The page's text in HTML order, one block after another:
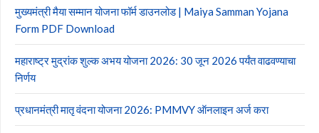
मुख्यमंत्री मैया सम्मान योजना फॉर्म डाउनलोड | Maiya Samman Yojana
Form PDF Download
महाराष्ट्र मुद्रांक शुल्क अभय योजना 2026: 30 जून 2026 पर्यंत वाढवण्याचा
निर्णय
प्रधानमंत्री मातृ वंदना योजना 2026: PMMVY ऑनलाइन अर्ज करा